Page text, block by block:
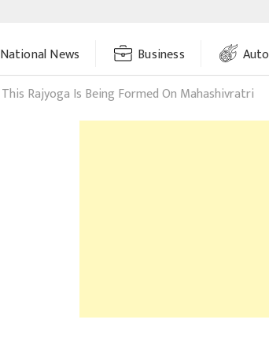
National News Business Auto
This Rajyoga Is Being Formed On Mahashivratri